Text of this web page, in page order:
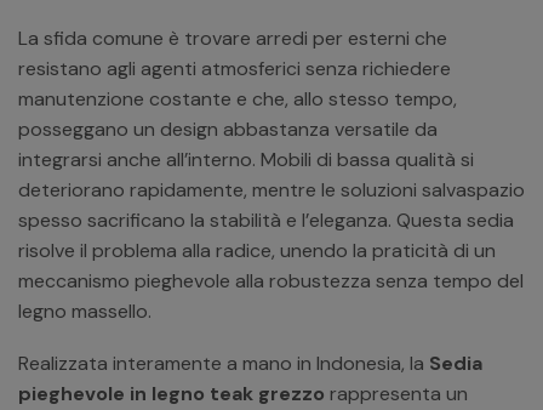
La sfida comune è trovare arredi per esterni che
resistano agli agenti atmosferici senza richiedere
manutenzione costante e che, allo stesso tempo,
posseggano un design abbastanza versatile da
integrarsi anche all’interno. Mobili di bassa qualità si
deteriorano rapidamente, mentre le soluzioni salvaspazio
spesso sacrificano la stabilità e l’eleganza. Questa sedia
risolve il problema alla radice, unendo la praticità di un
meccanismo pieghevole alla robustezza senza tempo del
legno massello.
Realizzata interamente a mano in Indonesia, la Sedia
pieghevole in legno teak grezzo rappresenta un